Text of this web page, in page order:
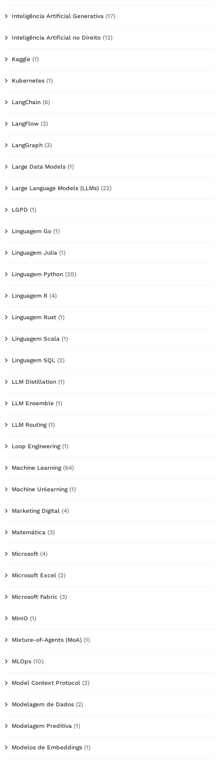
Inteligência Artificial Generativa (17)
Inteligência Artificial no Direito (12)
Kaggle (1)
Kubernetes (1)
LangChain (6)
LangFlow (3)
LangGraph (3)
Large Data Models (1)
Large Language Models (LLMs) (22)
LGPD (1)
Linguagem Go (1)
Linguagem Julia (1)
Linguagem Python (20)
Linguagem R (4)
Linguagem Rust (1)
Linguagem Scala (1)
Linguagem SQL (2)
LLM Distillation (1)
LLM Ensemble (1)
LLM Routing(1)
Loop Engineering(1)
Machine Learning(64)
Machine Unlearning(1)
Marketing Digital (4)
Matemática (3)
Microsoft (4)
Microsoft Excel (2)
Microsoft Fabric (3)
MinIO (1)
Mixture-of-Agents (MoA) (1)
MLOps (10)
Model Context Protocol (2)
Modelagem de Dados (2)
Modelagem Preditiva (1)
Modelos de Embeddings (1)